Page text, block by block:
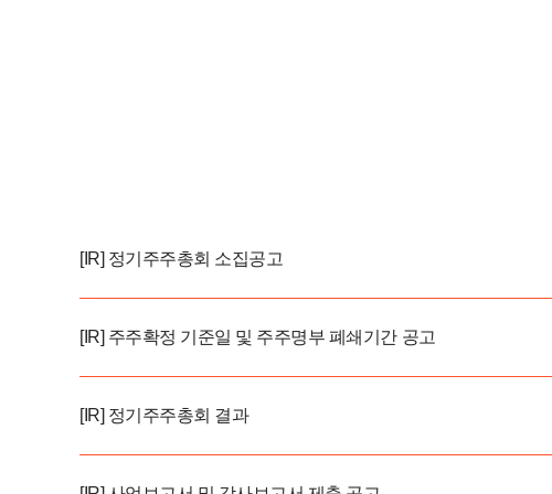
[IR] 정기주주총회 소집공고
[IR] 주주확정 기준일 및 주주명부 폐쇄기간 공고
[IR] 정기주주총회 결과